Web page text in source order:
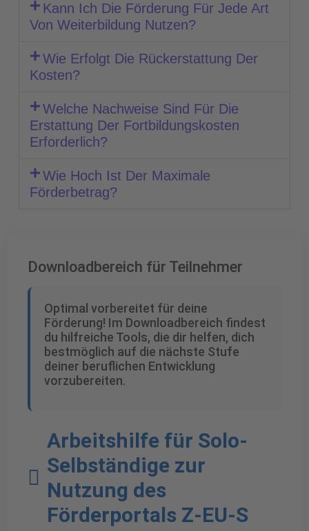
Kann Ich Die Förderung Für Jede Art
Von Weiterbildung Nutzen?
Wie Erfolgt Die Rückerstattung Der
Kosten?
Welche Nachweise Sind Für Die
Erstattung Der Fortbildungskosten
Erforderlich?
Wie Hoch Ist Der Maximale
Förderbetrag?
Downloadbereich für Teilnehmer
Optimal vorbereitet für deine
Förderung! Im Downloadbereich findest
du hilfreiche Tools, die dir helfen, dich
bestmöglich auf die nächste Stufe
deiner beruflichen Entwicklung
vorzubereiten.
Arbeitshilfe für Solo-
Selbständige zur
Nutzung des
Förderportals Z-EU-S